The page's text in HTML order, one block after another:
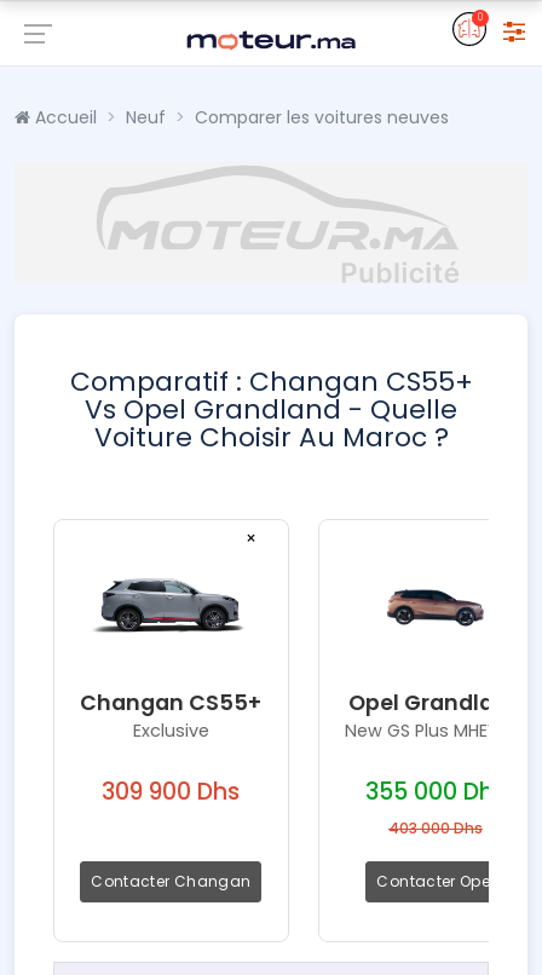
0
Accueil Neuf Comparer les voitures neuves
Comparatif : Changan CS55+
Vs Opel Grandland - Quelle
Voiture Choisir Au Maroc ?
×
Changan CS55+
Exclusive
309 900 Dhs
Contacter Changan
Opel Grandland
New GS Plus MHEV 1,2l
355 000 Dhs
403 000 Dhs
Contacter Opel